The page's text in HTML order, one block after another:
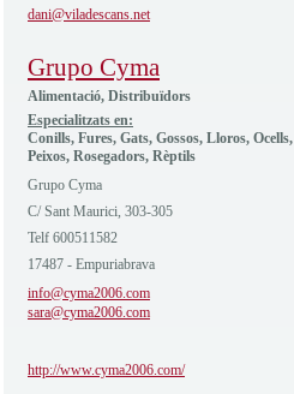
dani@viladescans.net
Grupo Cyma
Alimentació, Distribuïdors
Especialitzats en:
Conills, Fures, Gats, Gossos, Lloros, Ocells,
Peixos, Rosegadors, Rèptils
Grupo Cyma
C/ Sant Maurici, 303-305
Telf 600511582
17487 - Empuriabrava
info@cyma2006.com
sara@cyma2006.com
http://www.cyma2006.com/